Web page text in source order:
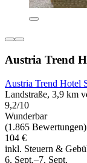
Austria Trend
Austria Trend Hotel
Landstraße, 3,9 km
9,2/10
Wunderbar
(1.865 Bewertungen)
104 €
inkl. Steuern &
6. Sept.–7. Sept.